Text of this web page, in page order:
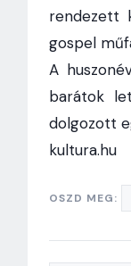
rendezett
gospel
A
barátok
dolgozott
kultura.hu
OSZD MEG: